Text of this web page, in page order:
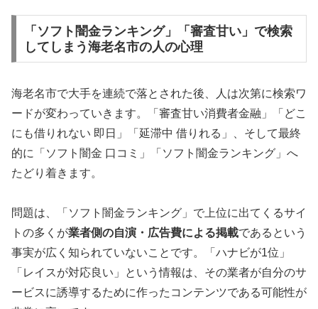
「ソフト闇金ランキング」「審査甘い」で検索
してしまう海老名市の人の心理
海老名市で大手を連続で落とされた後、人は次第に検索ワ
ードが変わっていきます。「審査甘い消費者金融」「どこ
にも借りれない 即日」「延滞中 借りれる」、そして最終
的に「ソフト闇金 口コミ」「ソフト闇金ランキング」へ
たどり着きます。
問題は、「ソフト闇金ランキング」で上位に出てくるサイ
トの多くが業者側の自演・広告費による掲載であるという
事実が広く知られていないことです。「ハナビが1位」
「レイスが対応良い」という情報は、その業者が自分のサ
ービスに誘導するために作ったコンテンツである可能性が